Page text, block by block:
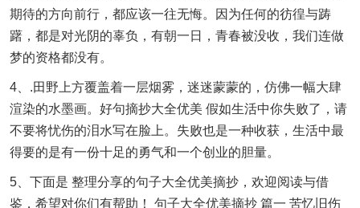
期待的方向前行，都应该一往无悔。因为任何的彷徨与踌
躇，都是对光阴的辜负，有朝一日，青春被没收，我们连做
梦的资格都没有。
4、.田野上方覆盖着一层烟雾，迷迷蒙蒙的，仿佛一幅大肆
渲染的水墨画。好句摘抄大全优美 假如生活中你失败了，请
不要将忧伤的泪水写在脸上。失败也是一种收获，生活中最
得要的是有一份十足的勇气和一个创业的胆量。
5、下面是 整理分享的句子大全优美摘抄，欢迎阅读与借
鉴，希望对你们有帮助！ 句子大全优美摘抄 篇一 苦忆旧伤